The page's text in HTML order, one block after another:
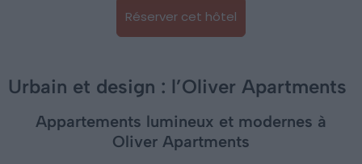
Réserver cet hôtel
Urbain et design : l’Oliver Apartments
Appartements lumineux et modernes à
Oliver Apartments